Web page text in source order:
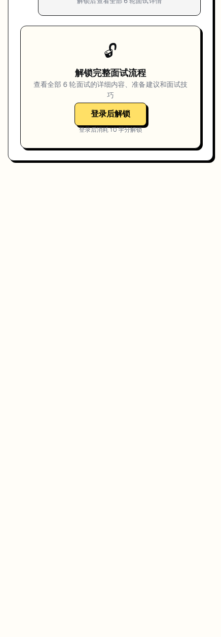
🔓
解锁完整面试流程
查看全部6 轮面试的详细内容、准备建议和面试技
巧
登录后解锁
登录后消耗10学分解锁